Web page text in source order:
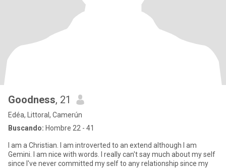
Goodness, 21
Edéa, Littoral, Camerún
Buscando: Hombre 22 - 41
I am a Christian. I am introverted to an extend although I am
Gemini. I am nice with words. I really can't say much about my self
since I've never committed my self to any relationship since my